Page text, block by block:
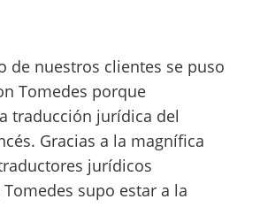
de nuestros clientes se puso
Tomedes porque
traducción jurídica del
Gracias a la magnífica
jurídicos
supo estar a la